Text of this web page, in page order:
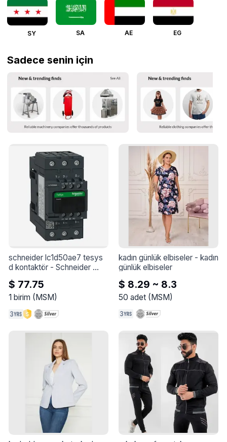
SY SA AE EG
Sadece senin için
schneider lc1d50ae7 tesys
d kontaktör - Schneider
LC1D50AE7 TeSys D
kontaktör - 3P(3 NA) - AC-3
- &lt;= 440 V 50 A - 48 V
$ 77.75
1 birim (MSM)
kadın günlük elbiseler - kadın
günlük elbiseler
$ 8.29 ~ 8.3
50 adet (MSM)